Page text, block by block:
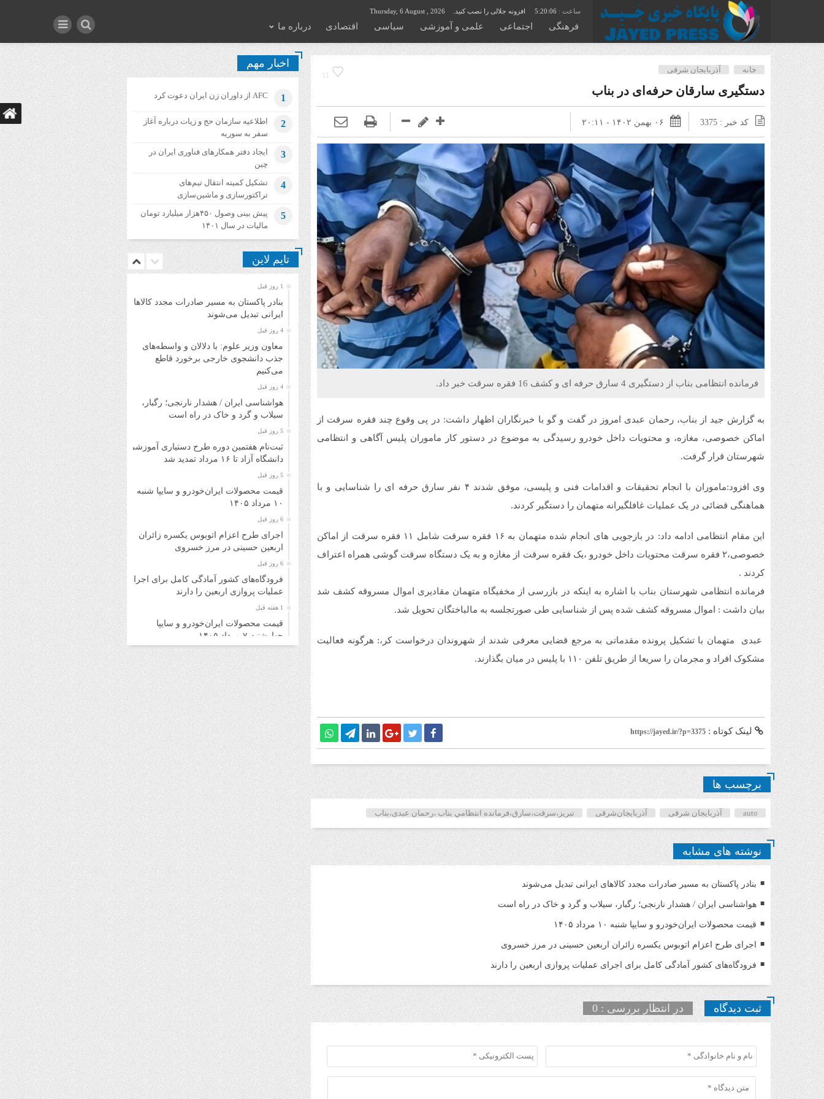
5:20:07 افزونه جلالی را نصب کنید. Thursday, 6 August , 2026
فرهنگی اجتماعی علمی و آموزشی سیاسی اقتصادی درباره ما
11
خانه آذربایجان شرقی
دستگیری سارقان حرفه‌ای در بناب
کد خبر : 3375 ۰۶ بهمن ۱۴۰۲ - ۲۰:۱۱
فرمانده انتظامی بناب از دستگیری 4 سارق حرفه ای و کشف 16 فقره سرقت خبر داد.
به گزارش جید از بناب، رحمان عبدی امروز در گفت و گو با خبرنگاران اظهار داشت: در پی وقوع چند فقره سرقت از
اماکن خصوصی، مغازه، و محتویات داخل خودرو رسیدگی به موضوع در دستور کار ماموران پلیس آگاهی و انتظامی
شهرستان قرار گرفت.
وی افزود:ماموران با انجام تحقیقات و اقدامات فنی و پلیسی، موفق شدند ۴ نفر سارق حرفه ای را شناسایی و با
هماهنگی قضائی در یک عملیات غافلگیرانه متهمان را دستگیر کردند.
این مقام انتظامی ادامه داد: در بازجویی های انجام شده متهمان به ۱۶ فقره سرقت شامل ۱۱ فقره سرقت از اماکن
خصوصی،۲ فقره سرقت محتویات داخل خودرو ،یک فقره سرقت از مغازه و به یک دستگاه سرقت گوشی همراه اعتراف
کردند .
فرمانده انتظامی شهرستان بناب با اشاره به اینکه در بازرسی از مخفیگاه متهمان مقادیری اموال مسروقه کشف شد
بیان داشت : اموال مسروقه کشف شده پس از شناسایی طی صورتجلسه به مالباختگان تحویل شد.
عبدی متهمان با تشکیل پرونده مقدماتی به مرجع قضایی معرفی شدند از شهروندان درخواست کر،: هرگونه فعالیت
مشکوک افراد و مجرمان را سریعا از طریق تلفن ۱۱۰ با پلیس در میان بگذارند.
لینک کوتاه : https://jayed.ir/?p=3375
برچسب ها
auto آذربایجان شرقی آذربایجان‌شرقی تبریز،سرقت،سارق،فرمانده انتظامي بناب ،رحمان عبدی،بناب
نوشته های مشابه
بنادر پاکستان به مسیر صادرات مجدد کالاهای ایرانی تبدیل می‌شوند
هواشناسی ایران / هشدار نارنجی؛ رگبار، سیلاب و گرد و خاک در راه است
قیمت محصولات ایران‌خودرو و سایپا شنبه ۱۰ مرداد ۱۴۰۵
اجرای طرح اعزام اتوبوس یکسره زائران اربعین حسینی در مرز خسروی
فرودگاه‌های کشور آمادگی کامل برای اجرای عملیات پروازی اربعین را دارند
ثبت دیدگاه در انتظار بررسی : 0
اخبار مهم
1 AFC از داوران زن ایران دعوت کرد
2
اطلاعیه‌ سازمان حج و زیات درباره آغاز
سفر به سوریه
3
ایجاد دفتر همکارهای فناوری ایران در
چین
4
تشکیل کمیته انتقال تیم‌های
تراکتورسازی و ماشین‌سازی
5
پیش بینی وصول ۴۵۰هزار میلیارد تومان
مالیات در سال ۱۴۰۱
تایم لاین
1 روز قبل
بنادر پاکستان به مسیر صادرات مجدد کالاهای
ایرانی تبدیل می‌شوند
4 روز قبل
معاون وزیر علوم: با دلالان و واسطه‌های
جذب دانشجوی خارجی برخورد قاطع
می‌کنیم
4 روز قبل
هواشناسی ایران / هشدار نارنجی؛ رگبار،
سیلاب و گرد و خاک در راه است
5 روز قبل
ثبت‌نام هفتمین دوره طرح دستیاری آموزشی
دانشگاه آزاد تا ۱۶ مرداد تمدید شد
5 روز قبل
قیمت محصولات ایران‌خودرو و سایپا شنبه
۱۰ مرداد ۱۴۰۵
6 روز قبل
اجرای طرح اعزام اتوبوس یکسره زائران
اربعین حسینی در مرز خسروی
6 روز قبل
فرودگاه‌های کشور آمادگی کامل برای اجرای
عملیات پروازی اربعین را دارند
1 هفته قبل
قیمت محصولات ایران‌خودرو و سایپا
چهارشنبه ۷ مرداد ۱۴۰۵
1 هفته قبل
قیمت محصولات ایران‌خودرو و سایپا
سه‌شنبه ۶ مرداد ۱۴۰۵
1 هفته قبل
خرید اینترنتی بلیت اتوبوس برای برگشت
زائران امکان‌پذیر شد
1 هفته قبل
قیمت روز محصولات ایران‌خودرو و سایپا
دوشنبه ۵ مرداد ۱۴۰۵
1 هفته قبل
قیمت محصولات ایران‌خودرو و سایپا یکشنبه
۴ مرداد ۱۴۰۵
1 هفته قبل
قیمت روز محصولات ایران‌خودرو و سایپا
شنبه ۳ مرداد ۱۴۰۵
1 هفته قبل
ثبت‌نام بیش از ۱۵ هزار داوطلب دستیاری
آموزشی تا امروز/ مهلت ثبت نام تمدید شد
1 هفته قبل
افزایش دما در نیمه شمالی کشور از امروز
تا یکشنبه